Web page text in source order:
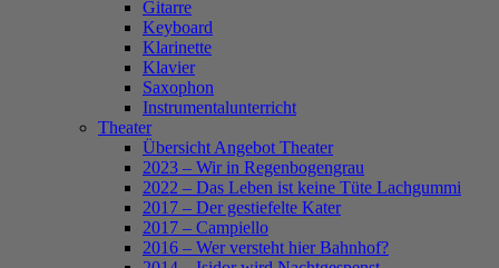
Gitarre
Keyboard
Klarinette
Klavier
Saxophon
Instrumentalunterricht
Theater
Übersicht Angebot Theater
2023 – Wir in Regenbogengrau
2022 – Das Leben ist keine Tüte Lachgummi
2017 – Der gestiefelte Kater
2017 – Campiello
2016 – Wer versteht hier Bahnhof?